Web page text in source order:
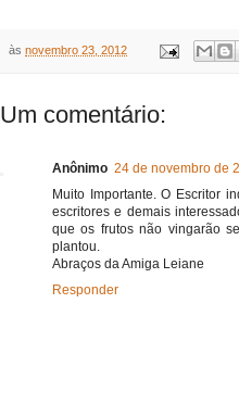
às novembro 23, 2012
Um comentário:
Anônimo 24 de novembro de
Muito Importante. O Escritor
escritores e demais
que os frutos não vingarão
plantou.
Abraços da Amiga Leiane
Responder